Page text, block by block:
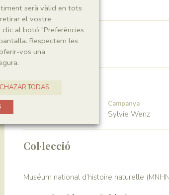
Actinopterygii
Localitat
Pedrera de Meià
Recol·lecció
Campanya
Sylvie Wenz
Col·lecció
Muséum national d’histoire naturelle
serà vàlid en tots
el vostre
al botó "Preferències
Respectem les
vos una
TODAS